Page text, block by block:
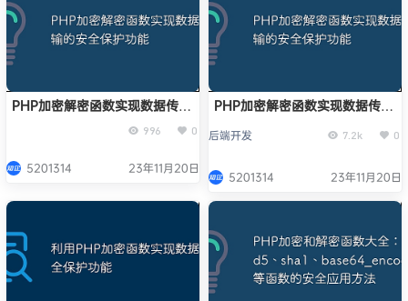
PHP加密解密函数实现数据传输
996 0
5201314 23年11月20日
PHP加密解密函数实现数据传输
后端开发 7.2k 0
5201314 23年11月20日